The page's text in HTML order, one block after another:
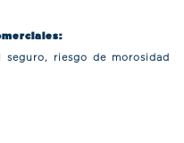
riesgo de morosidad